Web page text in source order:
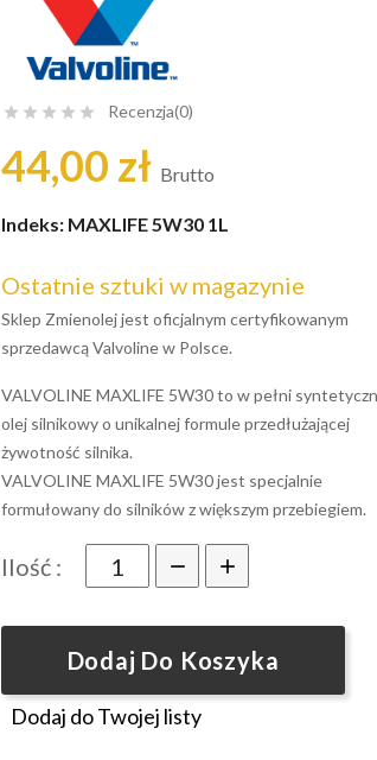
     Recenzja(0)
44,00 zł Brutto
Indeks: MAXLIFE 5W30 1L
Ostatnie sztuki w magazynie
Sklep Zmienolej jest oficjalnym certyfikowanym
sprzedawcą Valvoline w Polsce.
VALVOLINE MAXLIFE 5W30 to w pełni
olej silnikowy o unikalnej formule przedłużającej
żywotność silnika.
VALVOLINE MAXLIFE 5W30 jest specjalnie
formułowany do silników z większym przebiegiem.
Ilość :
Dodaj Do Koszyka
Dodaj do Twojej listy